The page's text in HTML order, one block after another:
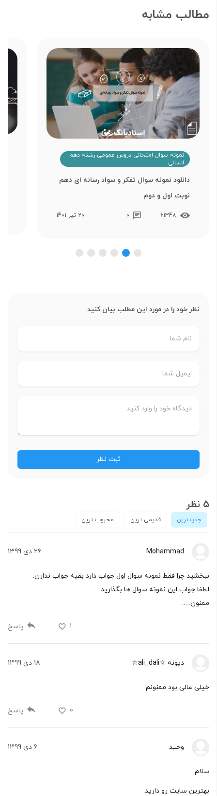
مطالب مشابه
نمونه سوال امتحانی دروس عمومی رشته دهم
انسانی
دانلود نمونه سوال تفکر و سواد رسانه ای دهم
نوبت اول و دوم
61348
0 20 تیر 1401
نظر خود را در مورد این مطلب بیان کنید:
5 نظر
جدیدترین قدیمی ترین محبوب ترین
Mohammad 26 دی 1399
ببخشید چرا فقط نمونه سوال اول جواب دارد بقیه جواب ندارن.
لطفا جواب این نمونه سوال ها بگذارید.
ممنون….
1 پاسخ
دیونه ☆ali_dali☆ 18 دی 1399
خیلی عالی بود ممنونم
0 پاسخ
وحید 6 دی 1399
سلام
بهترین سایت رو دارید.